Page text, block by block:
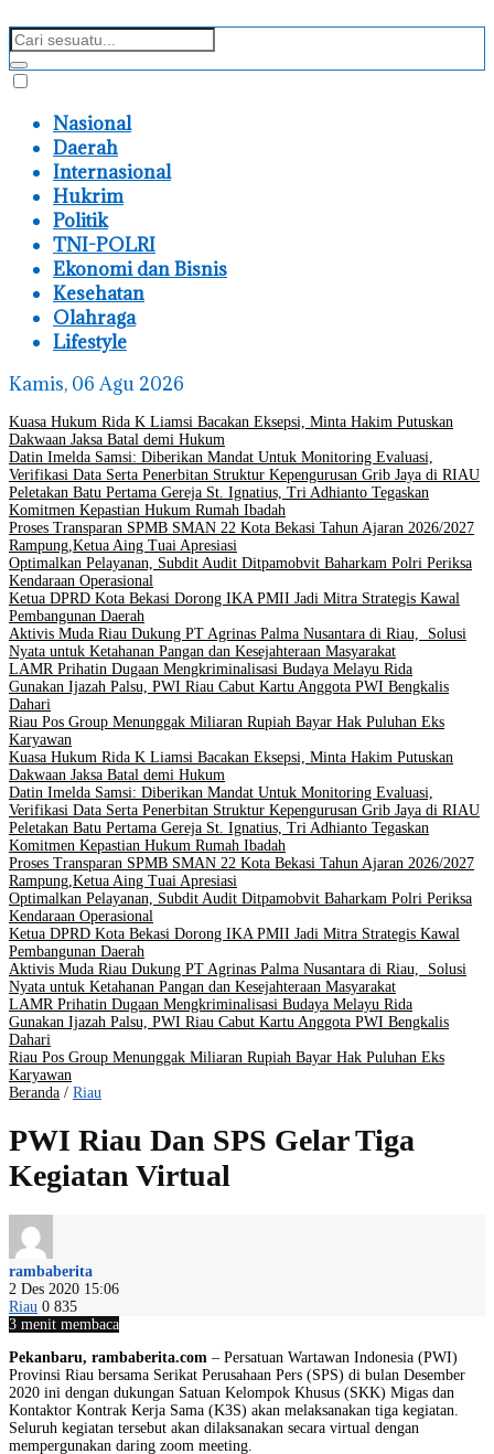
Nasional
Daerah
Internasional
Hukrim
Politik
TNI-POLRI
Ekonomi dan Bisnis
Kesehatan
Olahraga
Lifestyle
Kamis, 06 Agu 2026
Kuasa Hukum Rida K Liamsi Bacakan Eksepsi, Minta Hakim Putuskan
Dakwaan Jaksa Batal demi Hukum
Datin Imelda Samsi: Diberikan Mandat Untuk Monitoring Evaluasi,
Verifikasi Data Serta Penerbitan Struktur Kepengurusan Grib Jaya di RIAU
Peletakan Batu Pertama Gereja St. Ignatius, Tri Adhianto Tegaskan
Komitmen Kepastian Hukum Rumah Ibadah
Proses Transparan SPMB SMAN 22 Kota Bekasi Tahun Ajaran 2026/2027
Rampung,Ketua Aing Tuai Apresiasi
Optimalkan Pelayanan, Subdit Audit Ditpamobvit Baharkam Polri Periksa
Kendaraan Operasional
Ketua DPRD Kota Bekasi Dorong IKA PMII Jadi Mitra Strategis Kawal
Pembangunan Daerah
Aktivis Muda Riau Dukung PT Agrinas Palma Nusantara di Riau, Solusi
Nyata untuk Ketahanan Pangan dan Kesejahteraan Masyarakat
LAMR Prihatin Dugaan Mengkriminalisasi Budaya Melayu Rida
Gunakan Ijazah Palsu, PWI Riau Cabut Kartu Anggota PWI Bengkalis
Dahari
Riau Pos Group Menunggak Miliaran Rupiah Bayar Hak Puluhan Eks
Karyawan
Kuasa Hukum Rida K Liamsi Bacakan Eksepsi, Minta Hakim Putuskan
Dakwaan Jaksa Batal demi Hukum
Datin Imelda Samsi: Diberikan Mandat Untuk Monitoring Evaluasi,
Verifikasi Data Serta Penerbitan Struktur Kepengurusan Grib Jaya di RIAU
Peletakan Batu Pertama Gereja St. Ignatius, Tri Adhianto Tegaskan
Komitmen Kepastian Hukum Rumah Ibadah
Proses Transparan SPMB SMAN 22 Kota Bekasi Tahun Ajaran 2026/2027
Rampung,Ketua Aing Tuai Apresiasi
Optimalkan Pelayanan, Subdit Audit Ditpamobvit Baharkam Polri Periksa
Kendaraan Operasional
Ketua DPRD Kota Bekasi Dorong IKA PMII Jadi Mitra Strategis Kawal
Pembangunan Daerah
Aktivis Muda Riau Dukung PT Agrinas Palma Nusantara di Riau, Solusi
Nyata untuk Ketahanan Pangan dan Kesejahteraan Masyarakat
LAMR Prihatin Dugaan Mengkriminalisasi Budaya Melayu Rida
Gunakan Ijazah Palsu, PWI Riau Cabut Kartu Anggota PWI Bengkalis
Dahari
Riau Pos Group Menunggak Miliaran Rupiah Bayar Hak Puluhan Eks
Karyawan
Beranda / Riau
PWI Riau Dan SPS Gelar Tiga
Kegiatan Virtual
rambaberita
2 Des 2020 15:06
Riau 0 835
3 menit membaca
Pekanbaru, rambaberita.com – Persatuan Wartawan Indonesia (PWI)
Provinsi Riau bersama Serikat Perusahaan Pers (SPS) di bulan Desember
2020 ini dengan dukungan Satuan Kelompok Khusus (SKK) Migas dan
Kontaktor Kontrak Kerja Sama (K3S) akan melaksanakan tiga kegiatan.
Seluruh kegiatan tersebut akan dilaksanakan secara virtual dengan
mempergunakan daring zoom meeting.